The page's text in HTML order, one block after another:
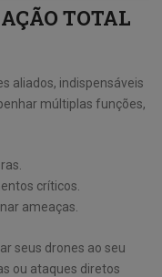
TOTAL
aliados, indispensáveis
múltiplas funções,
críticos.
ameaças.
seus drones ao seu
ou ataques diretos